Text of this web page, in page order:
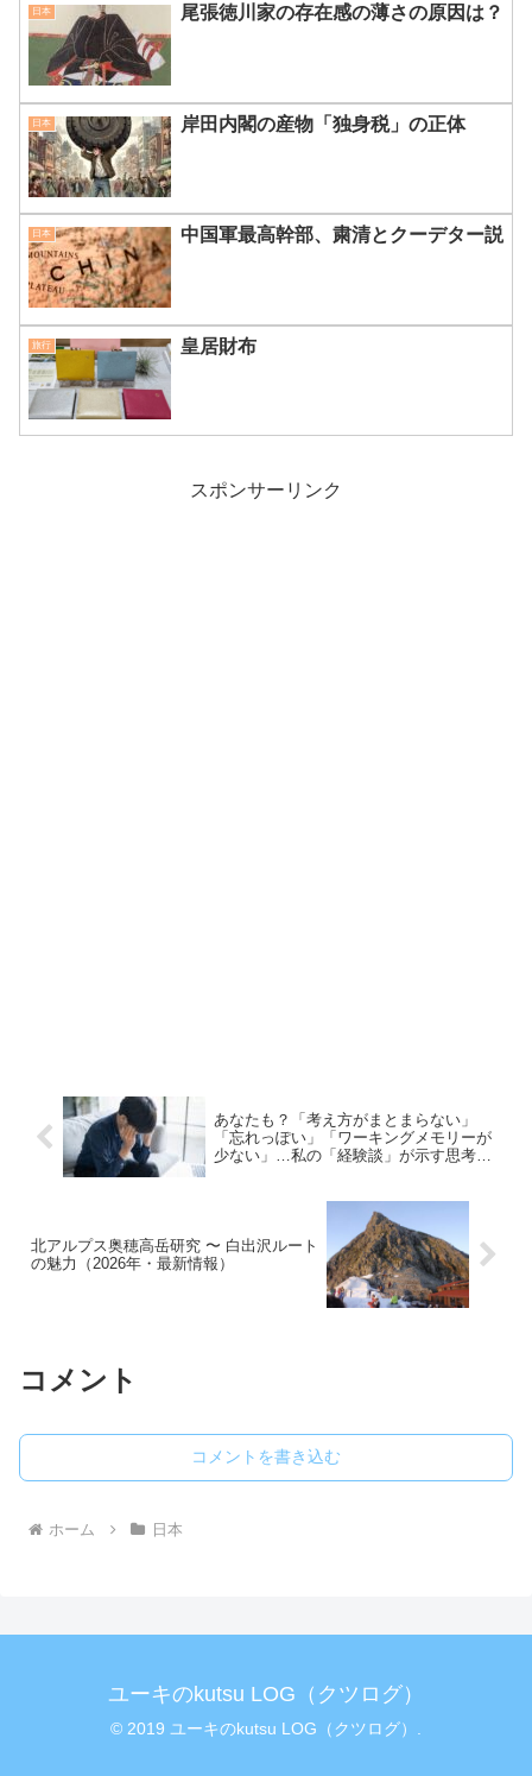
日本 尾張徳川家の存在感の薄さの原因は？
日本 岸田内閣の産物「独身税」の正体
日本 中国軍最高幹部、粛清とクーデター説
旅行 皇居財布
スポンサーリンク
あなたも？「考え方がまとまらない」
「忘れっぽい」「ワーキングメモリーが
少ない」…私の「経験談」が示す思考整
北アルプス奥穂高岳研究 〜 白出沢ルート
の魅力（2026年・最新情報）
コメント
コメントを書き込む
ホーム 日本
ユーキのkutsu LOG（クツログ）
© 2019 ユーキのkutsu LOG（クツログ）.